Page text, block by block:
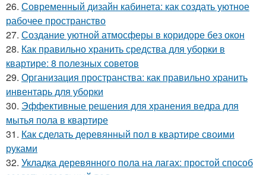
26. Современный дизайн кабинета: как создать уютное
рабочее пространство
27. Создание уютной атмосферы в коридоре без окон
28. Как правильно хранить средства для уборки в
квартире: 8 полезных советов
29. Организация пространства: как правильно хранить
инвентарь для уборки
30. Эффективные решения для хранения ведра для
мытья пола в квартире
31. Как сделать деревянный пол в квартире своими
руками
32. Укладка деревянного пола на лагах: простой способ